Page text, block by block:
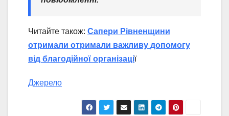
Читайте також: Сапери Рівненщини
отримали отримали важливу допомогу
від благодійної організації
Джерело